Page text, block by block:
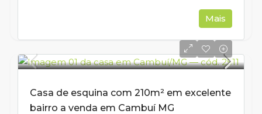
Mais
Casa de esquina com 210m² em excelente
bairro a venda em Cambuí MG